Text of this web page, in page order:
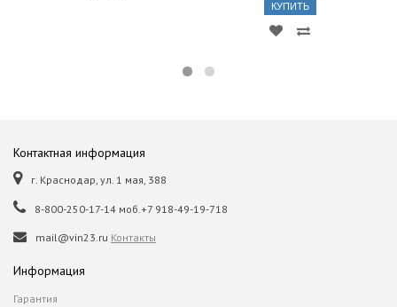
КУПИТЬ
Контактная информация
г. Краснодар, ул. 1 мая, 388
8-800-250-17-14 моб.+7 918-49-19-718
mail@vin23.ru Контакты
Информация
Гарантия